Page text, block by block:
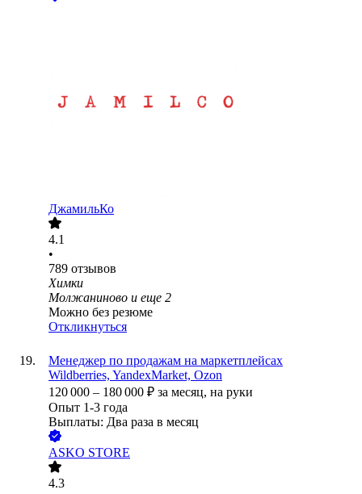
ДжамильКо
4.1
•
789 отзывов
Химки
Молжаниново и еще 2
Можно без резюме
Откликнуться
Менеджер по продажам на маркетплейсах
Wildberries, YandexMarket, Ozon
120 000 – 180 000 ₽ за месяц, на руки
Опыт 1-3 года
Выплаты: Два раза в месяц
ASKO STORE
4.3